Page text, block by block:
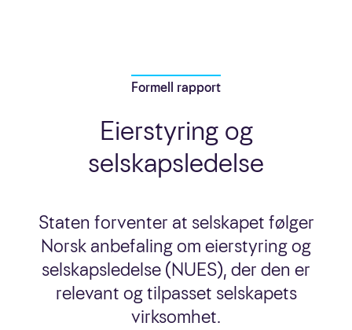
Formell rapport
Eierstyring og
selskapsledelse
Staten forventer at selskapet følger
Norsk anbefaling om eierstyring og
selskapsledelse (NUES), der den er
relevant og tilpasset selskapets
virksomhet.